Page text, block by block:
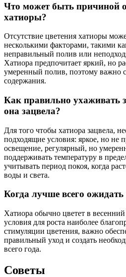
Что может быть причиной
хатиоры?
Отсутствие цветения хатиоры
несколькими факторами, такими
неправильный полив или
Хатиора предпочитает яркий, но
умеренный полив, поэтому важно
содержания.
Как правильно ухаживать
она зацвела?
Для того чтобы хатиора зацвела,
подходящие условия: яркое, но не
освещение, регулярный, но
поддерживать температуру в
учитывать период покоя, когда
воды и света.
Когда лучше всего
Хатиора обычно цветет в
условия для роста наиболее
стимуляции цветения, важно
правильный уход и создать
всего года.
Советы